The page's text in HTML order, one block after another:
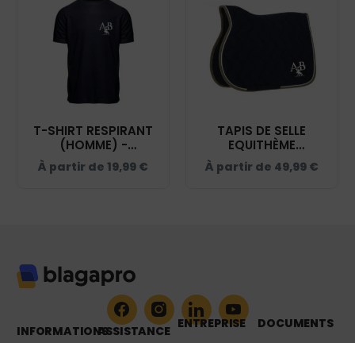
T-SHIRT RESPIRANT
(HOMME) -
AB.EQUITATION -
NAVY - IB300
À partir de 19,99 €
TAPIS DE SELLE
EQUITHÈME
"POLYFUN" -
AB.EQUITATION -
À partir de 49,99 €
INFORMATIONSASSISTANCE ENTREPRISE DOCUMENTS